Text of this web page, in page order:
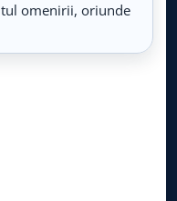
omenirii, oriunde